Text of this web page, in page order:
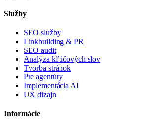
Služby
SEO služby
Linkbuilding & PR
SEO audit
Analýza kľúčových slov
Tvorba stránok
Pre agentúry
Implementácia AI
UX dizajn
Informácie